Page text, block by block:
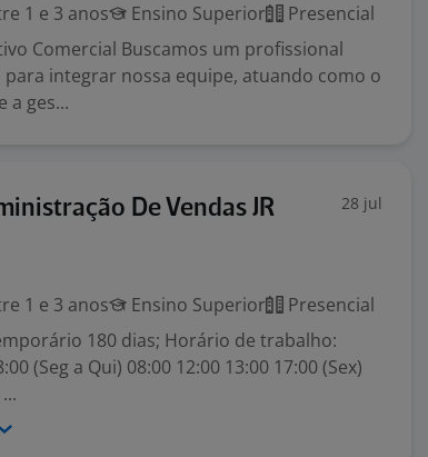
1 e 3 anos Ensino Superior
Presencial
Comercial Buscamos um profissional
integrar nossa equipe, atuando como o
a ges...
De Vendas JR 28 jul
1 e 3 anos Ensino Superior
Presencial
180 dias; Horário de trabalho:
(Seg a Qui) 08:00 12:00 13:00 17:00 (Sex)